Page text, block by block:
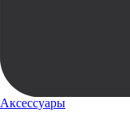
Аксессуары